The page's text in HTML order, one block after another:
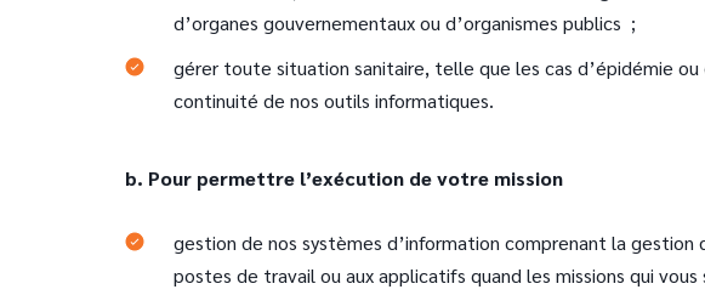
d’organes gouvernementaux ou d’organismes publics ;
gérer toute situation sanitaire, telle que les cas d’épidémie
continuité de nos outils informatiques.
b. Pour permettre l’exécution de votre mission
gestion de nos systèmes d’information comprenant la gestion
postes de travail ou aux applicatifs quand les missions qui